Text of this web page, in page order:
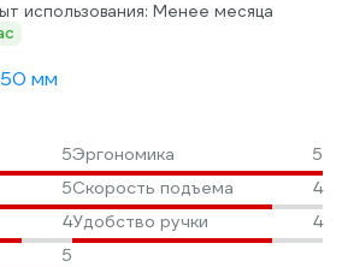
использования: Менее месяца
мм
5Эргономика
5
5Скорость подъема
4
4Удобство ручки
4
5